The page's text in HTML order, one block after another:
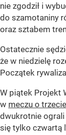
nie zgodził i
do szamotaniny
oraz sztabem
Ostatecznie
że w niedzielę
Początek
W piątek Projekt
w meczu o
dwukrotnie
się tylko czwartą